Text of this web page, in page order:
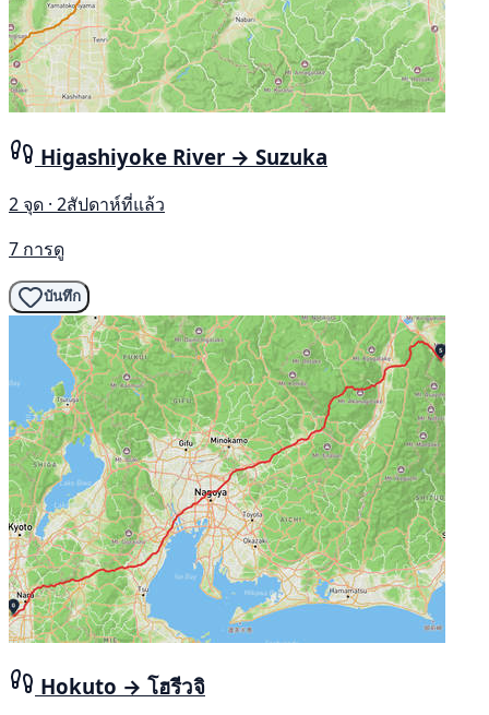
Higashiyoke River → Suzuka
2 จุด · 2สัปดาห์ที่แล้ว
7 การดู
บันทึก
Hokuto → โฮรีวจิ